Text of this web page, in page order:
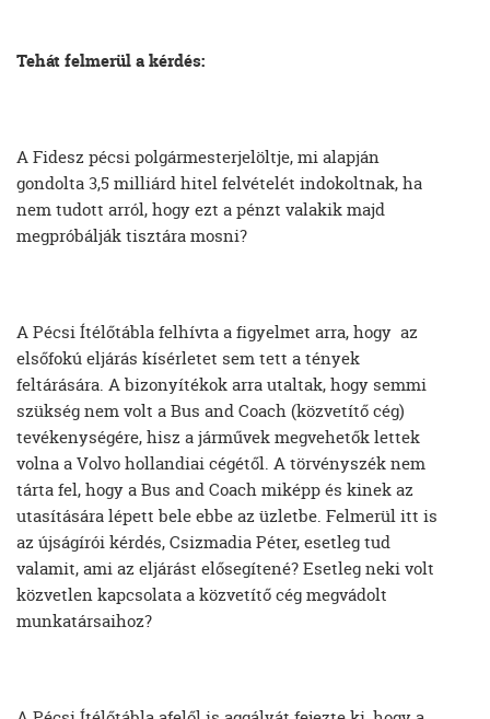
Tehát felmerül a kérdés:
A Fidesz pécsi polgármesterjelöltje, mi alapján
gondolta 3,5 milliárd hitel felvételét indokoltnak, ha
nem tudott arról, hogy ezt a pénzt valakik majd
megpróbálják tisztára mosni?
A Pécsi Ítélőtábla felhívta a figyelmet arra, hogy az
elsőfokú eljárás kísérletet sem tett a tények
feltárására. A bizonyítékok arra utaltak, hogy semmi
szükség nem volt a Bus and Coach (közvetítő cég)
tevékenységére, hisz a járművek megvehetők lettek
volna a Volvo hollandiai cégétől. A törvényszék nem
tárta fel, hogy a Bus and Coach miképp és kinek az
utasítására lépett bele ebbe az üzletbe. Felmerül itt is
az újságírói kérdés, Csizmadia Péter, esetleg tud
valamit, ami az eljárást elősegítené? Esetleg neki volt
közvetlen kapcsolata a közvetítő cég megvádolt
munkatársaihoz?